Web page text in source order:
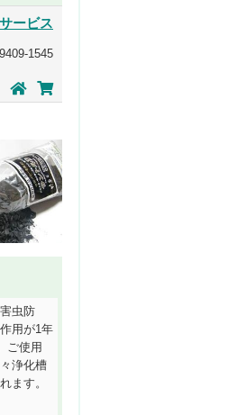
ービス
1545
虫防
用が1年
ご使用
浄化槽
ます。